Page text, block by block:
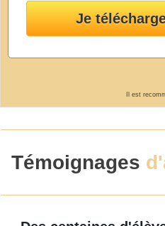
Il est
Témoignages